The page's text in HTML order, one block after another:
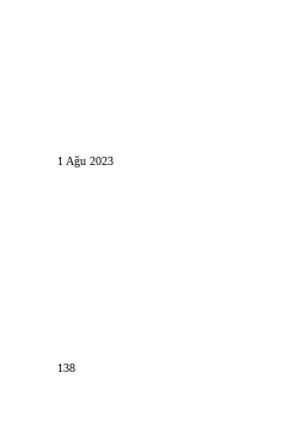
1 Ağu 2023
138